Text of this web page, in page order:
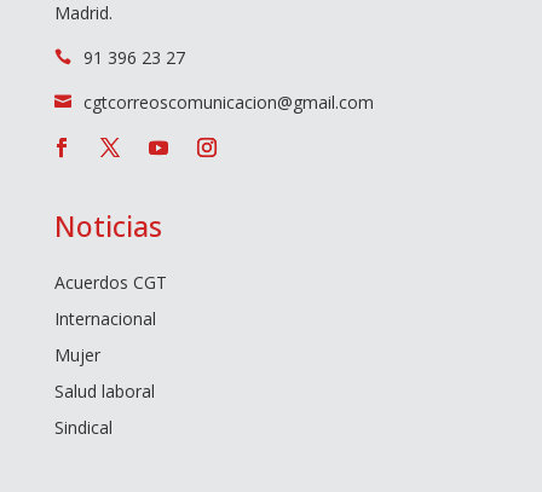
Madrid.
 91 396 23 27
 cgtcorreoscomunicacion@gmail.com
Noticias
Acuerdos CGT
Internacional
Mujer
Salud laboral
Sindical